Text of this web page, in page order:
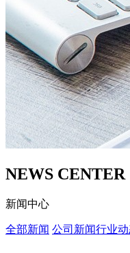
NEWS CENTER
新闻中心
全部新闻 公司新闻行业